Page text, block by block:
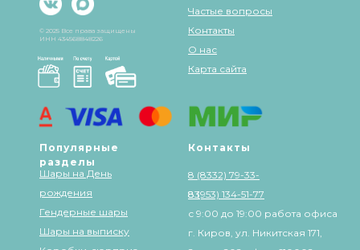
Популярные
разделы
Шары на День
рождения
Контакты
© 2025 Все права защищены
Частые вопросы
Контакты
О нас
Гендерные шары
Шары на выписку
8 (8332) 79-33-
83
8 (953) 134-51-77
с 9:00 до 19:00 работа офиса
г. Киров, ул. Никитская 171,
ИНН 434568848226
Карта сайта